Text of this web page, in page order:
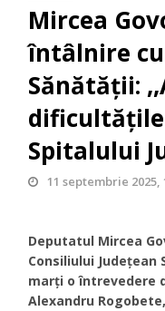
Mircea
întâlnire
Sănătății:
Spitalului
11 septembrie 2025,
Deputatul Mircea
Consiliului Județean
marți o întrevedere
Alexandru